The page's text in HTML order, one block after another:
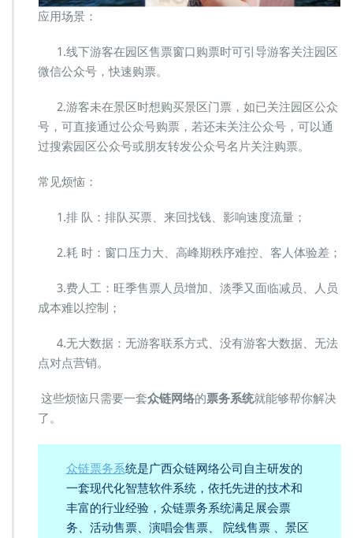
应用场景：
1.线下游客在园区售票窗口购票时可引导游客关注园区
微信公众号，快速购票。
2.游客未在景区时想购买景区门票，如已关注园区公众
号，可直接通过公众号购票，若还未关注公众号，可以通
过搜索园区公众号或朋友转发公众号名片关注购票。
常见烦恼：
1.排 队：排队买票、来回找钱、影响速度流量；
2.耗 时：窗口压力大、高峰期秩序难控、客人体验差；
3.费人工：旺季售票人员增加、淡季又面临减员、人员
成本难以控制；
4.无大数据：无游客联系方式、没有游客大数据、无法
点对点营销。
这些烦恼只需要一套众链网络的票务系统就能够帮你解决
了。
众链票务系统是广西众链网络公司自主研发的
一套现代化智慧软件系统，依托先进的技术和
丰富的行业经验，众链票务系统满足展会票
务、活动售票、演唱会售票、 院线售票 、景区